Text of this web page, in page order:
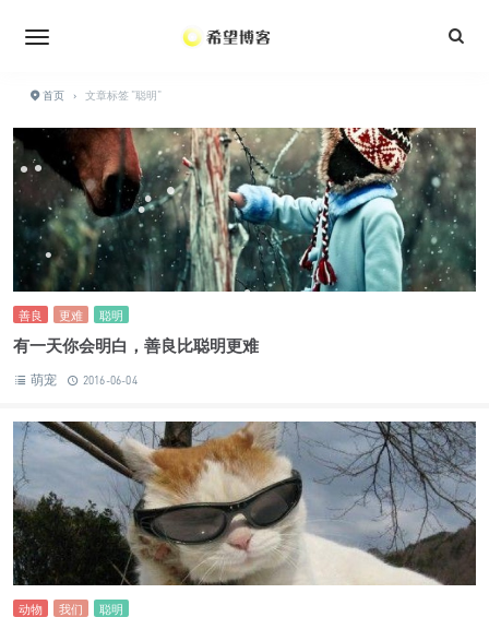
首页 › 文章标签 "聪明"
善良 更难 聪明
有一天你会明白，善良比聪明更难
萌宠 2016-06-04
动物 我们 聪明
•
•
•
•
•
•
•